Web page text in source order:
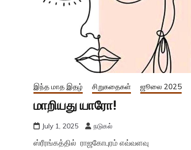
இந்த மாத இதழ் சிறுகதைகள் ஜூலை 2025
மாறியது யாரோ!
July 1, 2025 நடுகல்
ஸ்ரீரங்கத்தில் ராஜகோபுரம் எவ்வளவு